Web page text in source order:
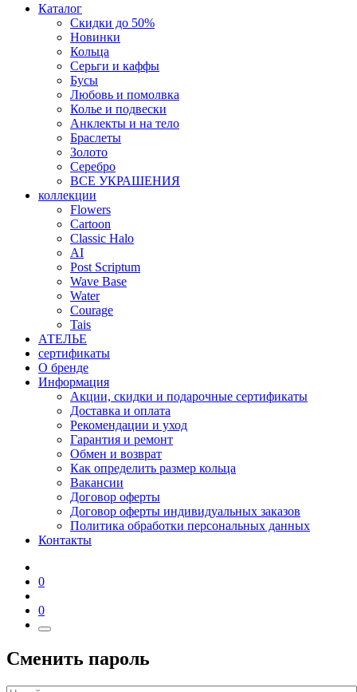
Каталог
Скидки до 50%
Новинки
Кольца
Серьги и каффы
Бусы
Любовь и помолвка
Колье и подвески
Анклекты и на тело
Браслеты
Золото
Серебро
ВСЕ УКРАШЕНИЯ
коллекции
Flowers
Cartoon
Classic Halo
AI
Post Scriptum
Wave Base
Water
Courage
Tais
АТЕЛЬЕ
сертификаты
О бренде
Информация
Акции, скидки и подарочные сертификаты
Доставка и оплата
Рекомендации и уход
Гарантия и ремонт
Обмен и возврат
Как определить размер кольца
Вакансии
Договор оферты
Договор оферты индивидуальных заказов
Политика обработки персональных данных
Контакты
0
0
Сменить пароль